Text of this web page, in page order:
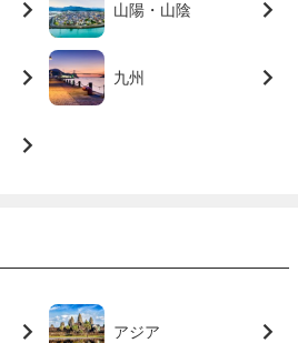
山陽・山陰
九州
アジア